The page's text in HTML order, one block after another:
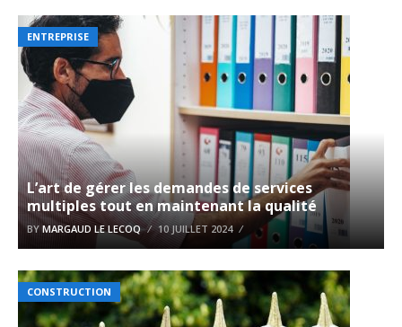
ENTREPRISE
L’art de gérer les demandes de services
multiples tout en maintenant la qualité
BY MARGAUD LE LECOQ 10 JUILLET 2024
CONSTRUCTION